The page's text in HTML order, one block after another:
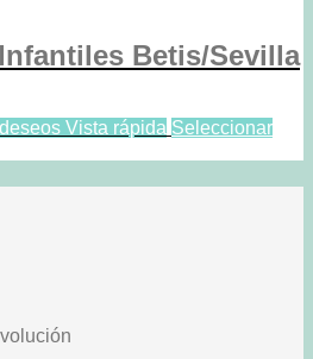
Betis/Sevilla
Vista rápida Seleccionar